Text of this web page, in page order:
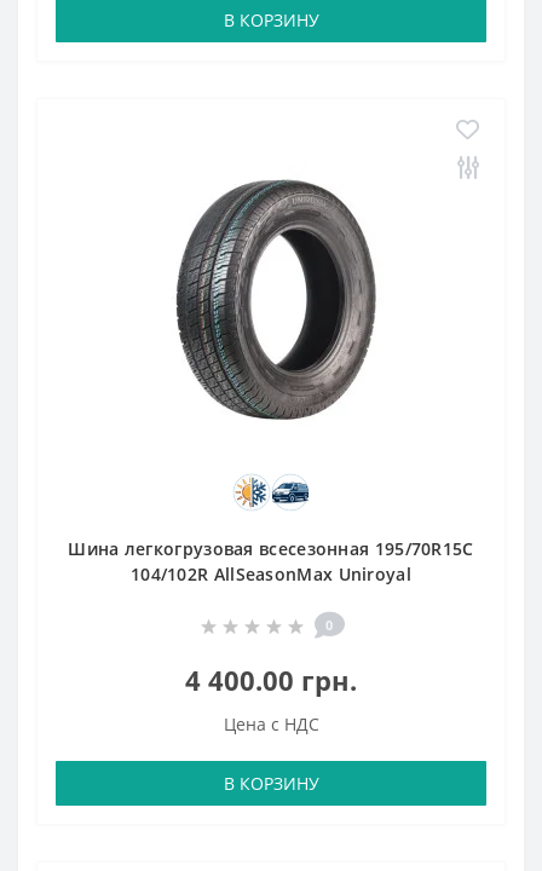
В КОРЗИНУ
Шина легкогрузовая всесезонная 195/70R15C
104/102R AllSeasonMax Uniroyal
0
4 400.00 грн.
Цена с НДС
В КОРЗИНУ